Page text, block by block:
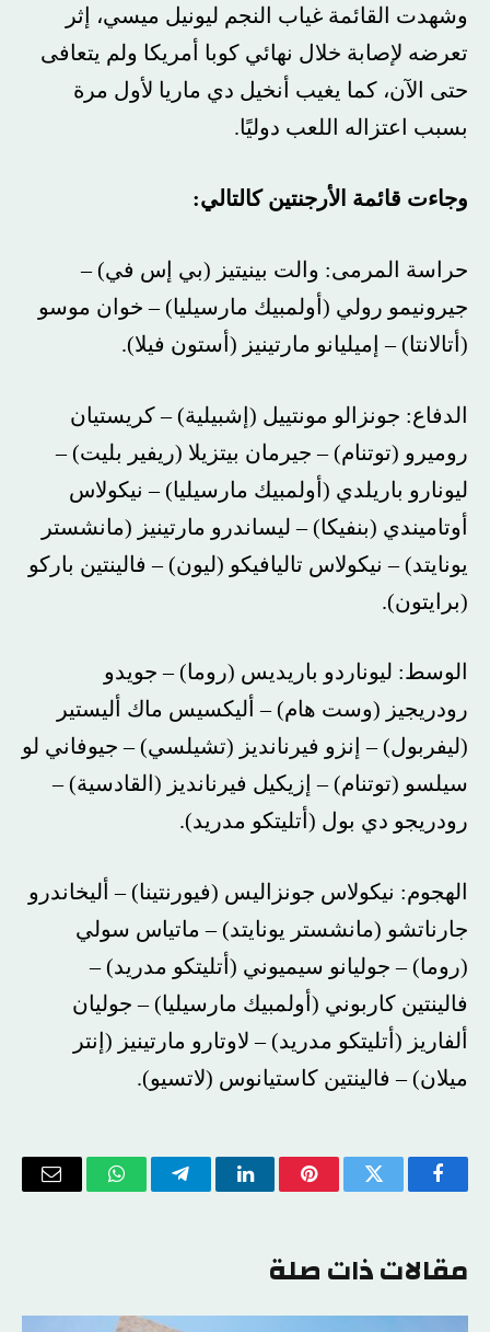
وشهدت القائمة غياب النجم ليونيل ميسي، إثر
تعرضه لإصابة خلال نهائي كوبا أمريكا ولم يتعافى
حتى الآن، كما يغيب أنخيل دي ماريا لأول مرة
بسبب اعتزاله اللعب دوليًا.
وجاءت قائمة الأرجنتين كالتالي:
حراسة المرمى: والت بينيتيز (بي إس في) –
جيرونيمو رولي (أولمبيك مارسيليا) – خوان موسو
(أتالانتا) – إميليانو مارتينيز (أستون فيلا).
الدفاع: جونزالو مونتييل (إشبيلية) – كريستيان
روميرو (توتنام) – جيرمان بيتزيلا (ريفير بليت) –
ليونارو باريلدي (أولمبيك مارسيليا) – نيكولاس
أوتاميندي (بنفيكا) – ليساندرو مارتينيز (مانشستر
يونايتد) – نيكولاس تاليافيكو (ليون) – فالينتين باركو
(برايتون).
الوسط: ليوناردو باريديس (روما) – جويدو
رودريجيز (وست هام) – أليكسيس ماك أليستير
(ليفربول) – إنزو فيرنانديز (تشيلسي) – جيوفاني لو
سيلسو (توتنام) – إزيكيل فيرنانديز (القادسية) –
رودريجو دي بول (أتليتكو مدريد).
الهجوم: نيكولاس جونزاليس (فيورنتينا) – أليخاندرو
جارناتشو (مانشستر يونايتد) – ماتياس سولي
(روما) – جوليانو سيميوني (أتليتكو مدريد) –
فالينتين كاربوني (أولمبيك مارسيليا) – جوليان
ألفاريز (أتليتكو مدريد) – لاوتارو مارتينيز (إنتر
ميلان) – فالينتين كاستيانوس (لاتسيو).
فيسبوكتويتر بينتيريستلينكدإن تيلقرام واتسابالبريد
مقالات ذات صلة